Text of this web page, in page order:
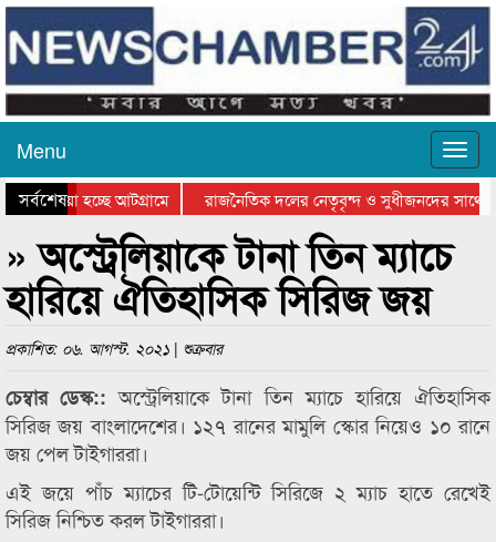
Menu
সর্বশেষ
যাওয়া হচ্ছে আটগ্রামে
রাজনৈতিক দলের নেতৃবৃন্দ ও সুধীজনদের সাথে
পুরস্কার বিতরণ সম্পন্ন
সিলেটে বাংলাদেশ গ্রুপ থিয়েটার ফেডারেশানের
» অস্ট্রেলিয়াকে টানা তিন ম্যাচে
হারিয়ে ঐতিহাসিক সিরিজ জয়
প্রকাশিত: ০৬. আগস্ট. ২০২১ | শুক্রবার
চেম্বার ডেস্ক::অস্ট্রেলিয়াকে টানা তিন ম্যাচে হারিয়ে ঐতিহাসিক
সিরিজ জয় বাংলাদেশের। ১২৭ রানের মামুলি স্কোর নিয়েও ১০ রানে
জয় পেল টাইগাররা।
এই জয়ে পাঁচ ম্যাচের টি-টোয়েন্টি সিরিজে ২ ম্যাচ হাতে রেখেই
সিরিজ নিশ্চিত করল টাইগাররা।